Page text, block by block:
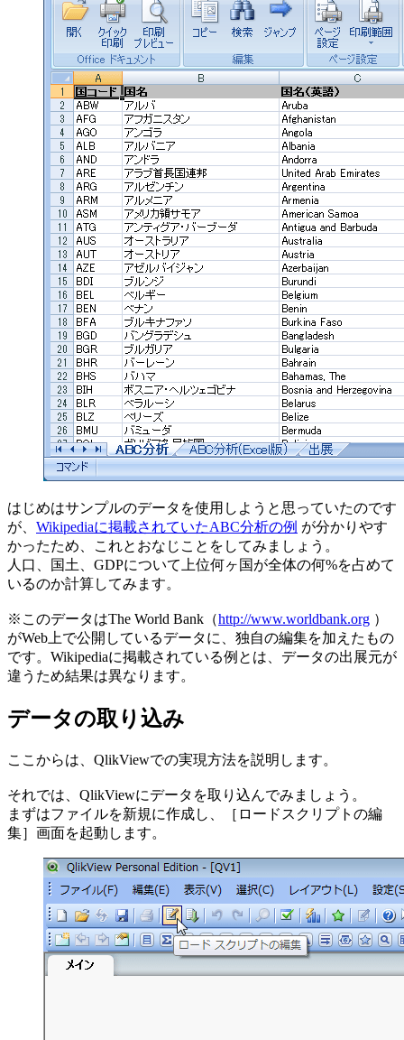
はじめはサンプルのデータを使用しようと思っていたのです
が、 Wikipediaに掲載されていたABC分析の例 が分かりやす
かったため、これとおなじことをしてみましょう。
人口、国土、GDPについて上位何ヶ国が全体の何%を占めて
いるのか計算してみます。
※このデータはThe World Bank（http://www.worldbank.org ）
がWeb上で公開しているデータに、独自の編集を加えたもの
です。Wikipediaに掲載されている例とは、データの出展元が
違うため結果は異なります。
データの取り込み
ここからは、QlikViewでの実現方法を説明します。
それでは、QlikViewにデータを取り込んでみましょう。
まずはファイルを新規に作成し、［ロードスクリプトの編
集］画面を起動します。